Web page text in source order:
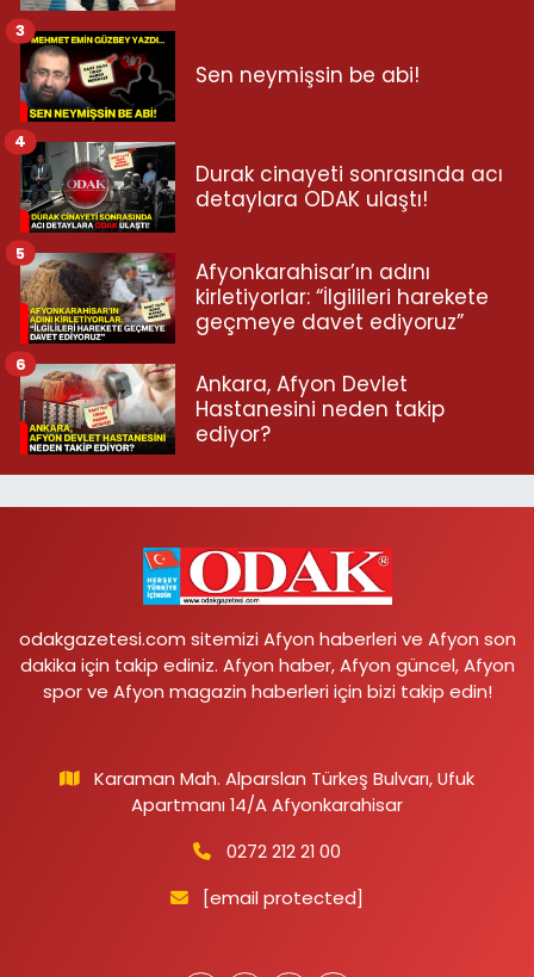
Sen neymişsin be abi!
3
Durak cinayeti sonrasında acı
detaylara ODAK ulaştı!
4
Afyonkarahisar’ın adını
kirletiyorlar: “İlgilileri harekete
geçmeye davet ediyoruz”
5
Ankara, Afyon Devlet
Hastanesini neden takip
ediyor?
6
odakgazetesi.com sitemizi Afyon haberleri ve Afyon son
dakika için takip ediniz. Afyon haber, Afyon güncel, Afyon
spor ve Afyon magazin haberleri için bizi takip edin!
Karaman Mah. Alparslan Türkeş Bulvarı, Ufuk
Apartmanı 14/A Afyonkarahisar
0272 212 21 00
[email protected]